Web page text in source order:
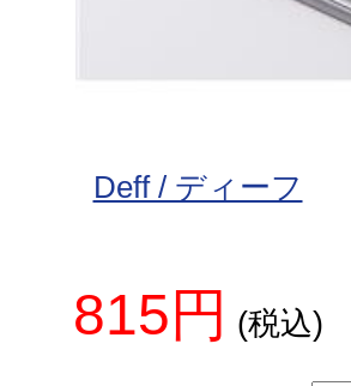
Deff / ディーフ
815円 (税込)